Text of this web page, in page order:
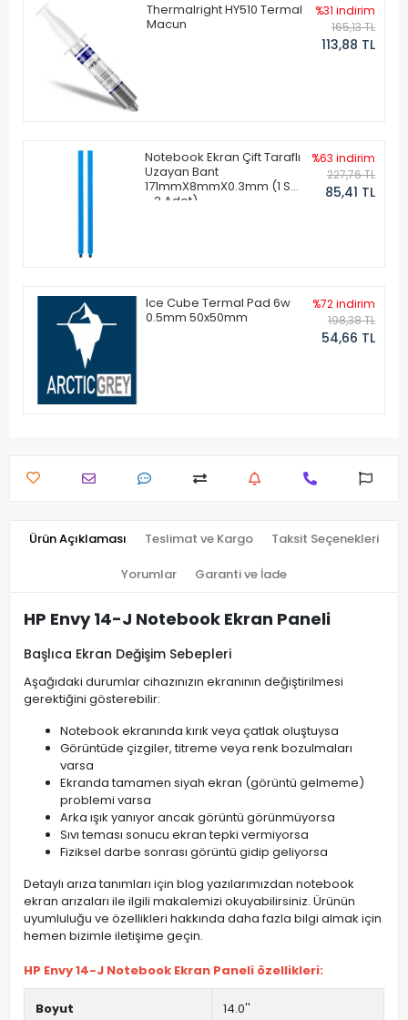
Thermalright HY510 Termal
Macun
%31 indirim
165,13 TL
113,88 TL
Notebook Ekran Çift Taraflı
Uzayan Bant
171mmX8mmX0.3mm (1 Set
- 2 Adet)
%63 indirim
227,76 TL
85,41 TL
Ice Cube Termal Pad 6w
0.5mm 50x50mm
%72 indirim
198,38 TL
54,66 TL
Ürün Açıklaması Teslimat ve Kargo Taksit Seçenekleri
Yorumlar Garanti ve İade
HP Envy 14-J Notebook Ekran Paneli
Başlıca Ekran Değişim Sebepleri
Aşağıdaki durumlar cihazınızın ekranının değiştirilmesi
gerektiğini gösterebilir:
Notebook ekranında kırık veya çatlak oluştuysa
Görüntüde çizgiler, titreme veya renk bozulmaları
varsa
Ekranda tamamen siyah ekran (görüntü gelmeme)
problemi varsa
Arka ışık yanıyor ancak görüntü görünmüyorsa
Sıvı teması sonucu ekran tepki vermiyorsa
Fiziksel darbe sonrası görüntü gidip geliyorsa
Detaylı arıza tanımları için blog yazılarımızdan notebook
ekran arızaları ile ilgili makalemizi okuyabilirsiniz. Ürünün
uyumluluğu ve özellikleri hakkında daha fazla bilgi almak için
hemen bizimle iletişime geçin.
HP Envy 14-J Notebook Ekran Paneli özellikleri:
Boyut 14.0''